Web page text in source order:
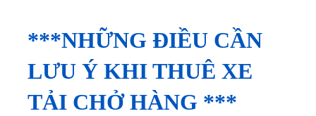
***NHỮNG ĐIỀU CẦN
LƯU Ý KHI THUÊ XE
TẢI CHỞ HÀNG ***